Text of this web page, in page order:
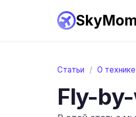
Статьи / О технике
Fly-